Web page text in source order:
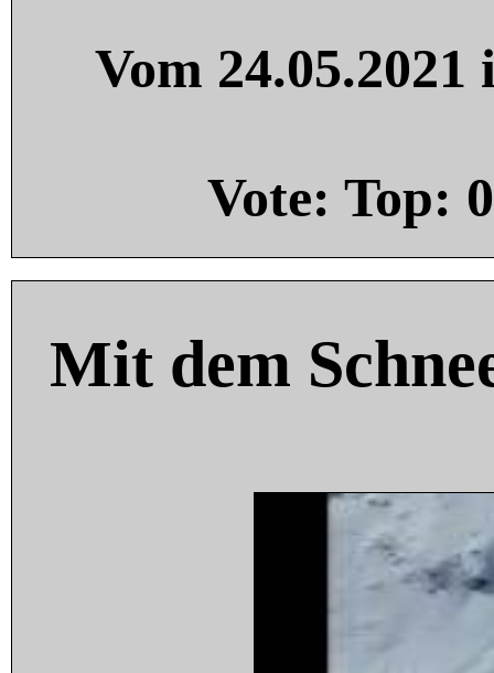
Vom
Vote: Top: 0
Mit dem